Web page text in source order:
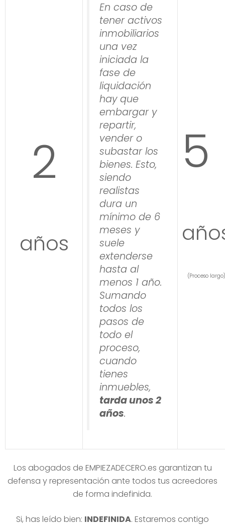
2
años
En caso de
tener activos
inmobiliarios
una vez
iniciada la
fase de
liquidación
hay que
embargar y
repartir,
vender o
subastar los
bienes. Esto,
siendo
realistas
dura un
mínimo de 6
meses y
suele
extenderse
hasta al
menos 1 año.
Sumando
todos los
pasos de
todo el
proceso,
cuando
tienes
inmuebles,
tarda unos 2
años.
5
(Proceso largo)
Los abogados de EMPIEZADECERO.es garantizan tu
defensa y representación ante todos tus acreedores
de forma indefinida.
Si, has leído bien: INDEFINIDA. Estaremos contigo